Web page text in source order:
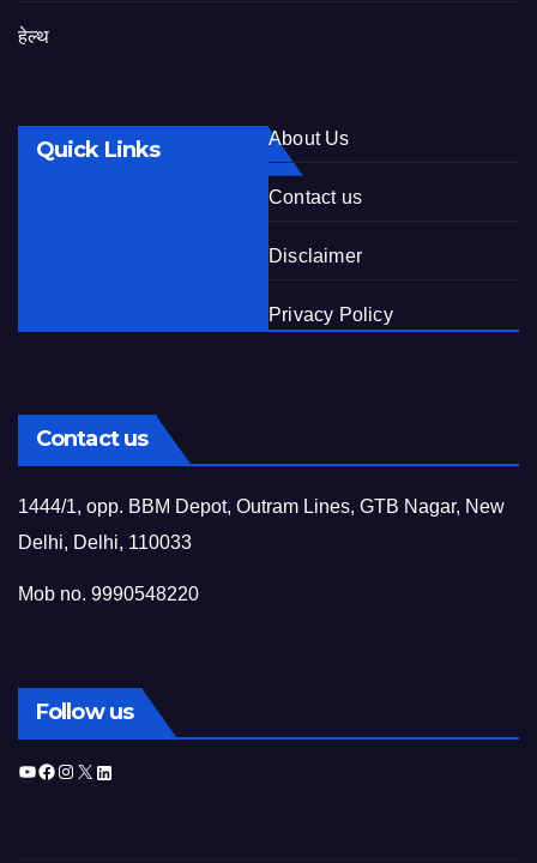
हेल्थ
Quick Links About Us
Contact us
Disclaimer
Privacy Policy
Contact us
1444/1, opp. BBM Depot, Outram Lines, GTB Nagar, New
Delhi, Delhi, 110033
Mob no. 9990548220
Follow us
YouTube
Facebook
Instagram
X LinkedIn